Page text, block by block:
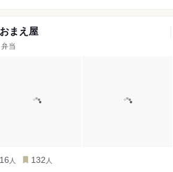
まえ屋
当
16 人 132 人